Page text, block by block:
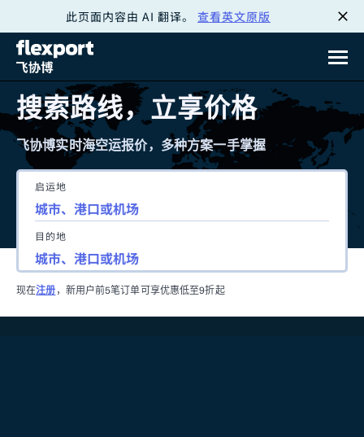
此页面内容由 AI 翻译。 查看英文原版
搜索路线，立享价格
飞协博实时海空运报价，多种方案一手掌握
启运地
目的地
现在注册 ，新用户前5笔订单可享优惠低至9折起